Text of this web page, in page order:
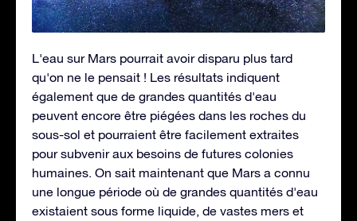
L'eau sur Mars pourrait avoir disparu plus tard
qu'on ne le pensait ! Les résultats indiquent
également que de grandes quantités d'eau
peuvent encore être piégées dans les roches du
sous-sol et pourraient être facilement extraites
pour subvenir aux besoins de futures colonies
humaines. On sait maintenant que Mars a connu
une longue période où de grandes quantités d'eau
existaient sous forme liquide, de vastes mers et